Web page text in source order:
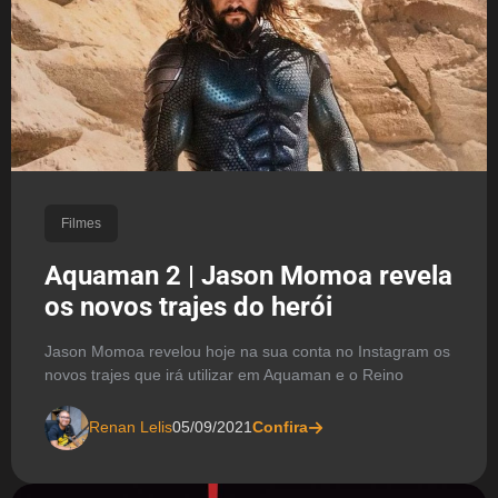
Filmes
Aquaman 2 | Jason Momoa revela
os novos trajes do herói
Jason Momoa revelou hoje na sua conta no Instagram os
novos trajes que irá utilizar em Aquaman e o Reino
Renan Lelis05/09/2021Confira